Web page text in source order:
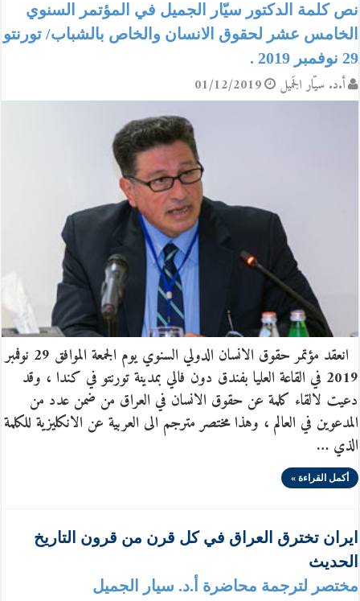
نص كلمة الدكتور سيّار الجميل في المؤتمر السنوي
الخامس عشر لحقوق الانسان والخاص بالشباب/ تورنتو
29 نوفمبر 2019 .
أ.د. سيّار الجَميل 01/12/2019
انعقد مؤتمر حقوق الانسان الدولي السنوي يوم الجمعة الموافق 29 نوفمبر
2019 في القاعة العليا بفندق دون فالي بمدينة تورنتو في كندا ، وقد
دعيت لالقاء كلمة عن حقوق الانسان في العراق من ضمن عدد من
المدعوين في العالم ، وهذا مختصر مترجم الى العربية عن الانكليزية للكلمة
الذي …
أكمل القراءة »
ايران تخترق العراق في كل قرن من قرون التاريخ
الحديث
مختصر لترجمة محاضرة أ.د. سيار الجميل